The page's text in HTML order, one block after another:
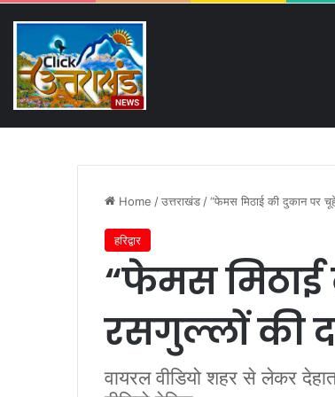
Saturday, August 8 2026
Home /उत्तराखंड /“फेमस मिठाई की दुकान पर
हरिद्वार
“फेमस
रसगुल्लों की
वायरल वीडियो शहर से लेकर